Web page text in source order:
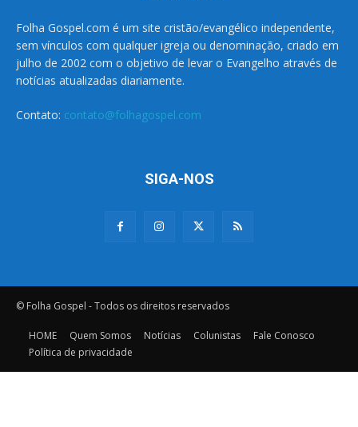
Folha Gospel.com é um site cristão/evangélico independente,
sem vínculos com qualquer igreja ou denominação, criado em
julho de 2002 com o objetivo de levar o Evangelho através de
notícias atualizadas diariamente.
Contato: contato@folhagospel.com
SIGA-NOS
© Folha Gospel - Todos os direitos reservados
HOME Quem Somos Notícias Colunistas
Fale Conosco
Política de privacidade